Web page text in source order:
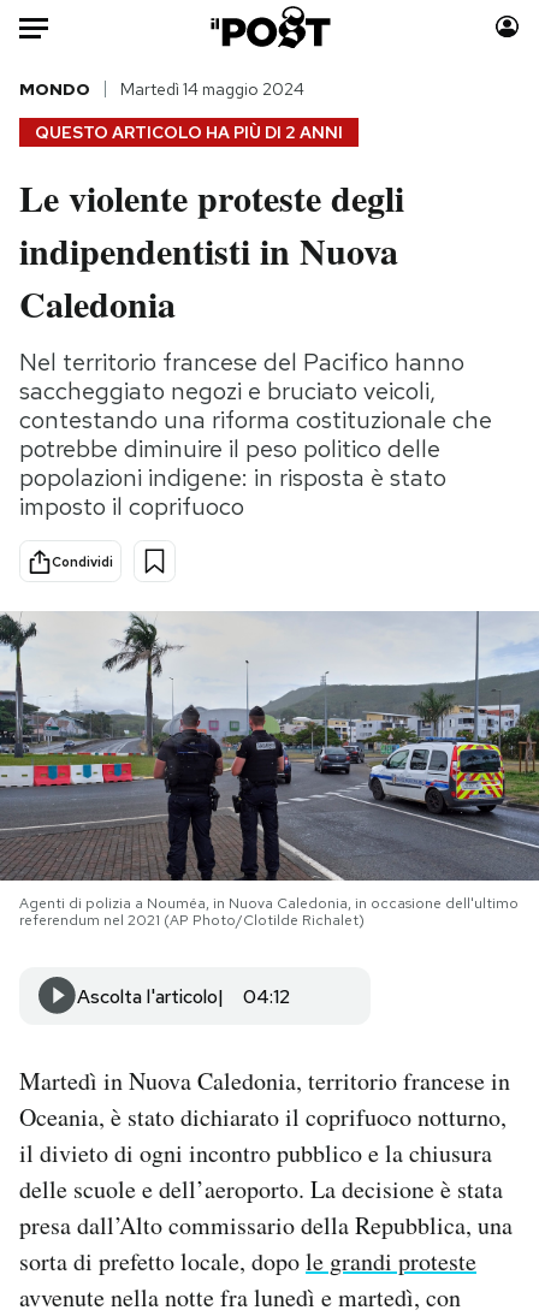
Auto
HOME
Italia
Politica
Tecnologia
Scienza
Cultura
Economia
Sport
Moda
Consumismi
Media
Europa
Altrecose
Mondiali calcio 2026
PODCAST
NEWSLETTER
I MIEI PREFERITI
SHOP
CALENDARIO
AREA PERSONALE
Notifiche mobile
Regala il Post
Hai bisogno di aiuto?
Esci
QUESTO ARTICOLO HA PIÙ DI 2 ANNI
MONDO Martedì 14 maggio 2024
Le violente proteste degli
indipendentisti in Nuova
Caledonia
Nel territorio francese del Pacifico hanno
saccheggiato negozi e bruciato veicoli,
contestando una riforma costituzionale che
potrebbe diminuire il peso politico delle
popolazioni indigene: in risposta è stato
imposto il coprifuoco
Condividi
Agenti di polizia a Nouméa, in Nuova Caledonia, in occasione dell'ultimo
referendum nel 2021 (AP Photo/Clotilde Richalet)
Ascolta l'articolo 04:12
Martedì in Nuova Caledonia, territorio francese in
Oceania, è stato dichiarato il coprifuoco notturno,
il divieto di ogni incontro pubblico e la chiusura
delle scuole e dell’aeroporto. La decisione è stata
presa dall’Alto commissario della Repubblica, una
sorta di prefetto locale, dopole grandi proteste
avvenute nella notte fra lunedì e martedì, con